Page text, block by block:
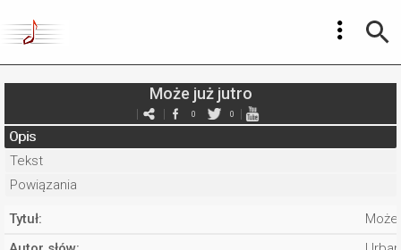
Może już jutro
0 0
Opis
Tekst
Powiązania
Tytuł: